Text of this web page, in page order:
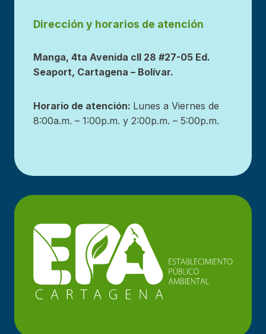
Dirección y horarios de atención
Manga, 4ta Avenida cll 28 #27-05 Ed.
Seaport, Cartagena – Bolívar.
Horario de atención: Lunes a Viernes de
8:00a.m. – 1:00p.m. y 2:00p.m. – 5:00p.m.